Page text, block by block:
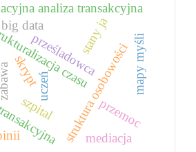
czasu
big data
struktura osobowości
analiza transakcyjna
uczeń
prześladowca
przemoc
stany ja
skrypt mapy myśli
mediacja
szpital